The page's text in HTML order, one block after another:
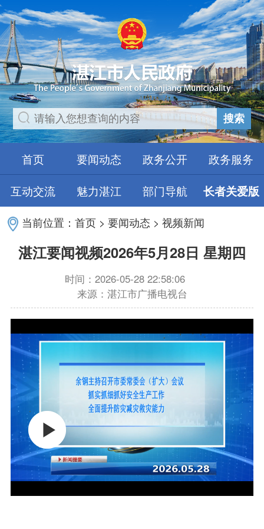
搜索
首页 要闻动态 政务公开
政务服务
互动交流
魅力湛江 部门导航 长者关爱版
当前位置：首页 >要闻动态 >视频新闻
湛江要闻视频2026年5月28日 星期四
时间：2026-05-28 22:58:06
来源：湛江市广播电视台